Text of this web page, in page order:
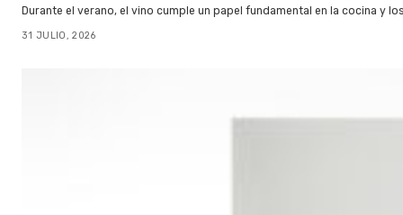
Durante el verano, el vino cumple un papel fundamental en la cocina y
31 JULIO, 2026